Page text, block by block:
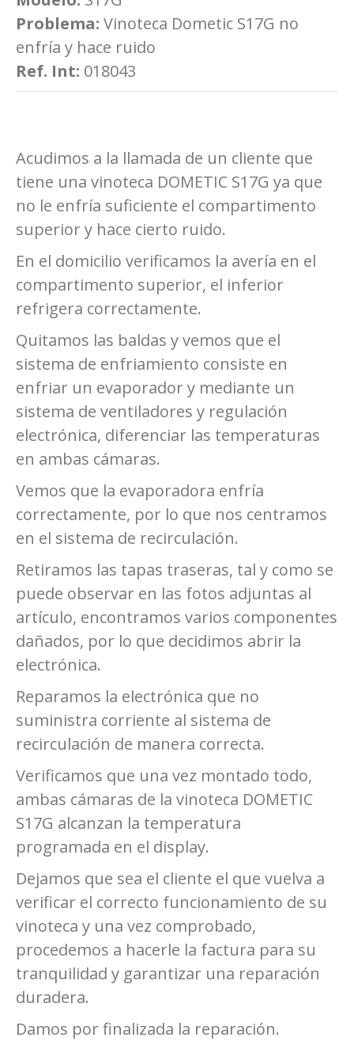
Problema: Vinoteca Dometic S17G no
enfría y hace ruido
Ref. Int: 018043
Acudimos a la llamada de un cliente que
tiene una vinoteca DOMETIC S17G ya que
no le enfría suficiente el compartimento
superior y hace cierto ruido.
En el domicilio verificamos la avería en el
compartimento superior, el inferior
refrigera correctamente.
Quitamos las baldas y vemos que el
sistema de enfriamiento consiste en
enfriar un evaporador y mediante un
sistema de ventiladores y regulación
electrónica, diferenciar las temperaturas
en ambas cámaras.
Vemos que la evaporadora enfría
correctamente, por lo que nos centramos
en el sistema de recirculación.
Retiramos las tapas traseras, tal y como se
puede observar en las fotos adjuntas al
artículo, encontramos varios componentes
dañados, por lo que decidimos abrir la
electrónica.
Reparamos la electrónica que no
suministra corriente al sistema de
recirculación de manera correcta.
Verificamos que una vez montado todo,
ambas cámaras de la vinoteca DOMETIC
S17G alcanzan la temperatura
programada en el display.
Dejamos que sea el cliente el que vuelva a
verificar el correcto funcionamiento de su
vinoteca y una vez comprobado,
procedemos a hacerle la factura para su
tranquilidad y garantizar una reparación
duradera.
Damos por finalizada la reparación.